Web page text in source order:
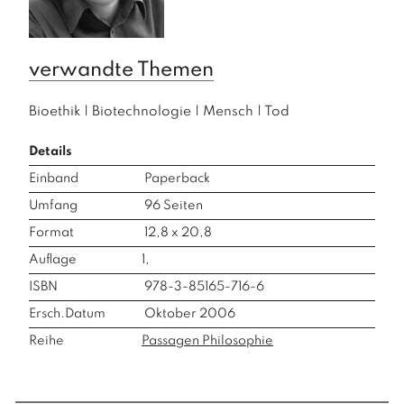
verwandte Themen
Bioethik | Biotechnologie | Mensch | Tod
Details
Einband Paperback
Umfang 96 Seiten
Format 12,8 x 20,8
Auflage 1,
ISBN 978-3-85165-716-6
Ersch.Datum Oktober 2006
Reihe Passagen Philosophie